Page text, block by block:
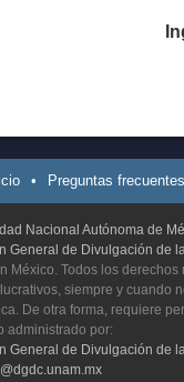
• Preguntas frecuentes
Nacional Autónoma de
General de Divulgación de
México. Todos los
siempre y cuando
De otra forma, requiere
administrado por:
General de Divulgación de